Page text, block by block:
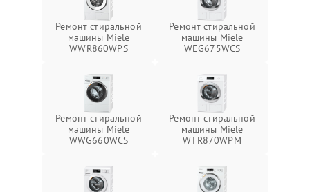
Ремонт стиральной
машины Miele
WWR860WPS
Ремонт стиральной
машины Miele
WEG675WCS
Ремонт стиральной
машины Miele
WWG660WCS
Ремонт стиральной
машины Miele
WTR870WPM